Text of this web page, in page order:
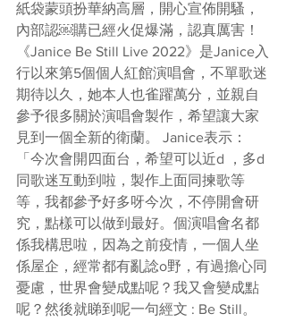
紙袋蒙頭扮華納高層，開心宣佈開騷，
內部認￼購已經火促爆滿，認真厲害！
《Janice Be Still Live 2022》是Janice入
行以來第5個個人紅館演唱會，不單歌迷
期待以久，她本人也雀躍萬分，並親自
參予很多關於演唱會製作，希望讓大家
見到一個全新的衛蘭。 Janice表示：
「今次會開四面台，希望可以近d ，多d
同歌迷互動到啦，製作上面同揀歌等
等，我都參予好多呀今次，不停開會研
究，點樣可以做到最好。個演唱會名都
係我構思啦，因為之前疫情，一個人坐
係屋企，經常都有亂諗o野，有過擔心同
憂慮，世界會變成點呢？我又會變成點
呢？然後就睇到呢一句經文 : Be Still。